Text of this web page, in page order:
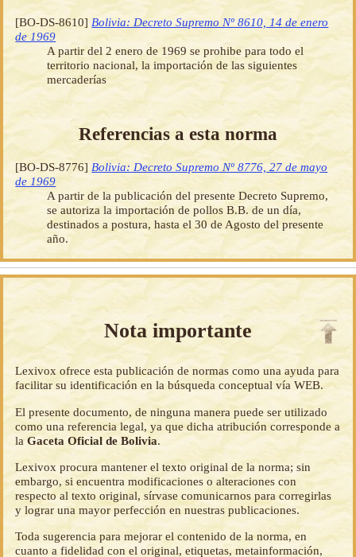
[BO-DS-8610] Bolivia: Decreto Supremo Nº 8610, 14 de enero
de 1969
A partir del 2 enero de 1969 se prohibe para todo el
territorio nacional, la importación de las siguientes
mercaderías
Referencias a esta norma
[BO-DS-8776] Bolivia: Decreto Supremo Nº 8776, 27 de mayo
de 1969
A partir de la publicación del presente Decreto Supremo,
se autoriza la importación de pollos B.B. de un día,
destinados a postura, hasta el 30 de Agosto del presente
año.
Nota importante
Lexivox ofrece esta publicación de normas como una ayuda para
facilitar su identificación en la búsqueda conceptual vía WEB.
El presente documento, de ninguna manera puede ser utilizado
como una referencia legal, ya que dicha atribución corresponde a
laGaceta Oficial de Bolivia.
Lexivox procura mantener el texto original de la norma; sin
embargo, si encuentra modificaciones o alteraciones con
respecto al texto original, sírvase comunicarnos para corregirlas
y lograr una mayor perfección en nuestras publicaciones.
Toda sugerencia para mejorar el contenido de la norma, en
cuanto a fidelidad con el original, etiquetas, metainformación,